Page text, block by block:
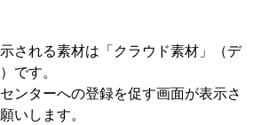
される素材は「クラウド素材」（デ
です。
ンターへの登録を促す画面が表示さ
いします。